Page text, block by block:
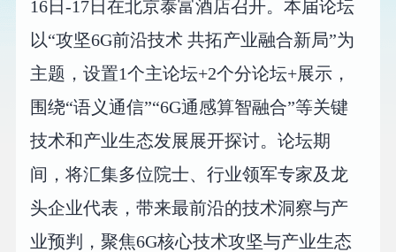
16日-17日在北京泰富酒店召开。本届论坛
以“攻坚6G前沿技术 共拓产业融合新局”为
主题，设置1个主论坛+2个分论坛+展示，
围绕“语义通信”“6G通感算智融合”等关键
技术和产业生态发展展开探讨。论坛期
间，将汇集多位院士、行业领军专家及龙
头企业代表，带来最前沿的技术洞察与产
业预判，聚焦6G核心技术攻坚与产业生态